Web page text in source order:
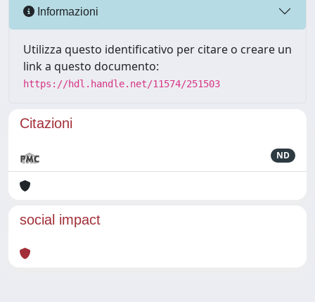
Informazioni
Utilizza questo identificativo per citare o creare un
link a questo documento:
https://hdl.handle.net/11574/251503
Citazioni
ND
social impact